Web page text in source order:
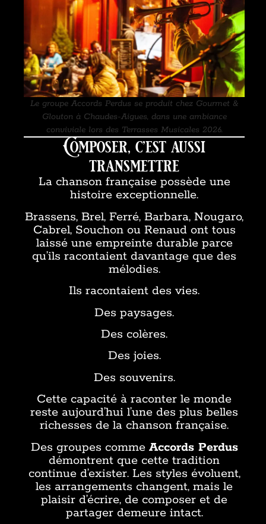
Le groupe Accords Perdus se produit chez Gourmet &
Glouton à Chaudes-Aigues, dans une ambiance
conviviale lors des Terrasses Musicales 2026.
Composer, c’est aussi
transmettre
La chanson française possède une
histoire exceptionnelle.
Brassens, Brel, Ferré, Barbara, Nougaro,
Cabrel, Souchon ou Renaud ont tous
laissé une empreinte durable parce
qu’ils racontaient davantage que des
mélodies.
Ils racontaient des vies.
Des paysages.
Des colères.
Des joies.
Des souvenirs.
Cette capacité à raconter le monde
reste aujourd’hui l’une des plus belles
richesses de la chanson française.
Des groupes comme Accords Perdus
démontrent que cette tradition
continue d’exister. Les styles évoluent,
les arrangements changent, mais le
plaisir d’écrire, de composer et de
partager demeure intact.